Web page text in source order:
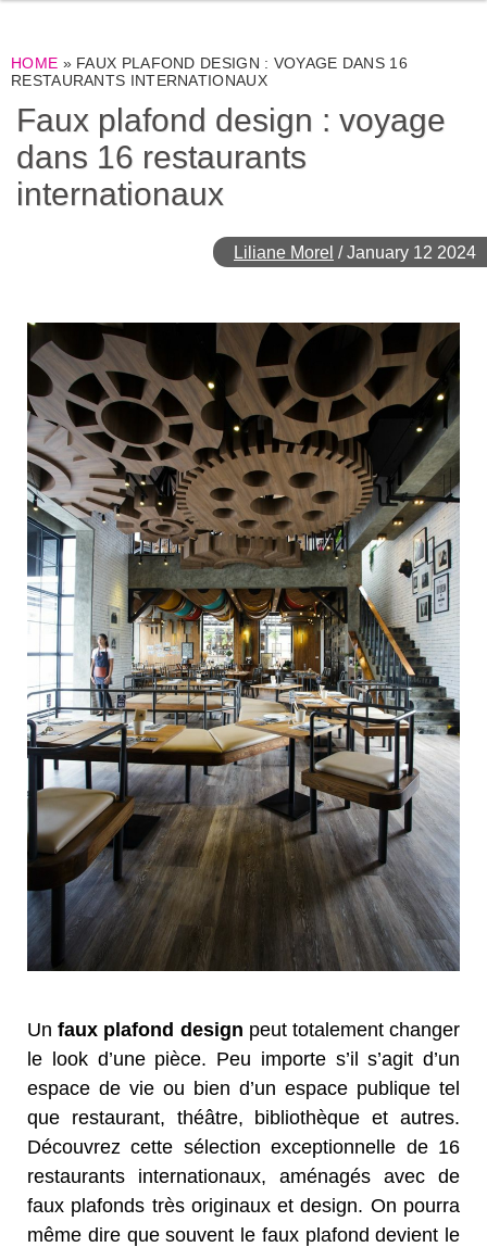
HOME » FAUX PLAFOND DESIGN : VOYAGE DANS 16
RESTAURANTS INTERNATIONAUX
Faux plafond design : voyage
dans 16 restaurants
internationaux
Liliane Morel /January 12 2024
Unfaux plafond design peut totalement changer
le look d’une pièce. Peu importe s’il s’agit d’un
espace de vie ou bien d’un espace publique tel
que restaurant, théâtre, bibliothèque et autres.
Découvrez cette sélection exceptionnelle de 16
restaurants internationaux, aménagés avec de
faux plafonds très originaux et design. On pourra
même dire que souvent le faux plafond devient le